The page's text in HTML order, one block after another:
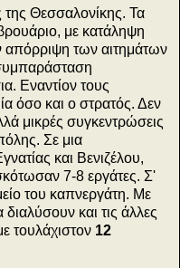
της Θεσσαλονίκης. Τα
με κατάληψη
απόρριψη των αιτημάτων
Εναντίον τους
όσο και ο στρατός. Δεν
μικρές συγκεντρώσεις
Σε μια
και Βενιζέλου,
7-8 εργάτες. Σ'
του καπνεργάτη. Με
και τις άλλες
τουλάχιστον 12